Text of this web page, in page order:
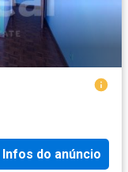
Infos do anúncio